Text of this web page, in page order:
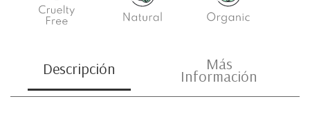
Descripción Más
Información